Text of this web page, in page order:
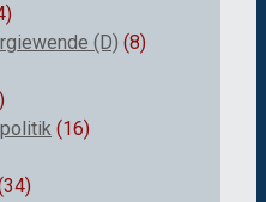
(D) (8)
(16)